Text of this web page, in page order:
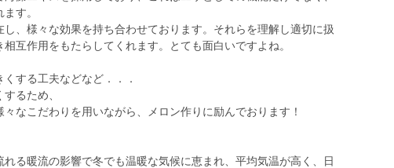
す。
、様々な効果を持ち合わせております。それらを理解し適切に扱
互作用をもたらしてくれます。とても面白いですよね。
する工夫などなど．．．
るため、
なこだわりを用いながら、メロン作りに励んでおります！
る暖流の影響で冬でも温暖な気候に恵まれ、平均気温が高く、日